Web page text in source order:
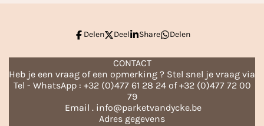
Delen Deel Share Delen
CONTACT
Heb je een vraag of een opmerking ? Stel snel je vraag via
Tel - WhatsApp : +32 (0)477 61 28 24 of +32 (0)477 72 00
79
Email . info@parketvandycke.be
Adres gegevens